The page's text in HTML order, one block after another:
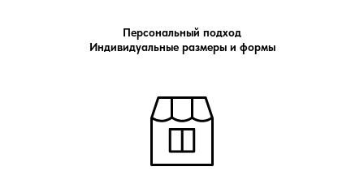
Персональный подход
Индивидуальные размеры и формы